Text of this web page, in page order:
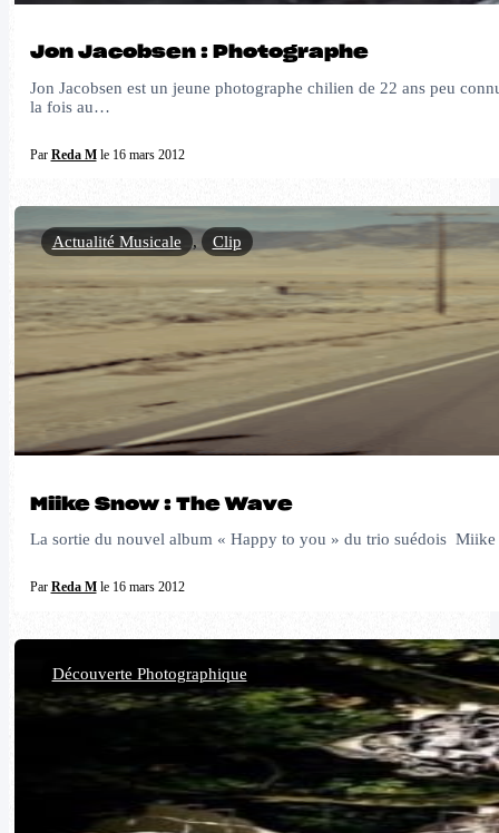
Jon Jacobsen : Photographe
Jon Jacobsen est un jeune photographe chilien de 22 ans peu
la fois au…
Par Reda Mle 16 mars 2012
Miike Snow : The Wave
La sortie du nouvel album « Happy to you » du trio suédois
Par Reda Mle 16 mars 2012
Actualité Musicale , Clip
Découverte Photographique